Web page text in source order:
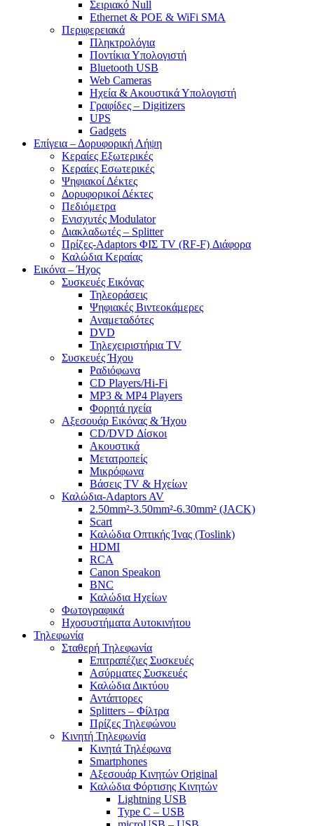
Σειριακό Null
Ethernet & POE & WiFi SMA
Περιφερειακά
Πληκτρολόγια
Ποντίκια Υπολογιστή
Bluetooth USB
Web Cameras
Ηχεία & Ακουστικά Υπολογιστή
Γραφίδες – Digitizers
UPS
Gadgets
Επίγεια – Δορυφορική Λήψη
Κεραίες Εξωτερικές
Κεραίες Εσωτερικές
Ψηφιακοί Δέκτες
Δορυφορικοί Δέκτες
Πεδιόμετρα
Ενισχυτές Modulator
Διακλαδωτές – Splitter
Πρίζες-Adaptors ΦΙΣ TV (RF-F) Διάφορα
Καλώδια Κεραίας
Εικόνα – Ήχος
Συσκευές Εικόνας
Τηλεοράσεις
Ψηφιακές Βιντεοκάμερες
Αναμεταδότες
DVD
Τηλεχειριστήρια TV
Συσκευές Ήχου
Ραδιόφωνα
CD Players/Hi-Fi
MP3 & MP4 Players
Φορητά ηχεία
Αξεσουάρ Εικόνας & Ήχου
CD/DVD Δίσκοι
Ακουστικά
Μετατροπείς
Μικρόφωνα
Βάσεις TV & Ηχείων
Καλώδια-Adaptors AV
2.50mm²-3.50mm²-6.30mm² (JACK)
Scart
Καλώδια Οπτικής Ίνας (Toslink)
HDMI
RCA
Canon Speakon
BNC
Καλώδια Ηχείων
Φωτογραφικά
Ηχοσυστήματα Αυτοκινήτου
Τηλεφωνία
Σταθερή Τηλεφωνία
Επιτραπέζιες Συσκευές
Ασύρματες Συσκευές
Καλώδια Δικτύου
Αντάπτορες
Splitters – Φίλτρα
Πρίζες Τηλεφώνου
Κινητή Τηλεφωνία
Κινητά Τηλέφωνα
Smartphones
Αξεσουάρ Κινητών Original
Καλώδια Φόρτισης Κινητών
Lightning USB
Type C – USB